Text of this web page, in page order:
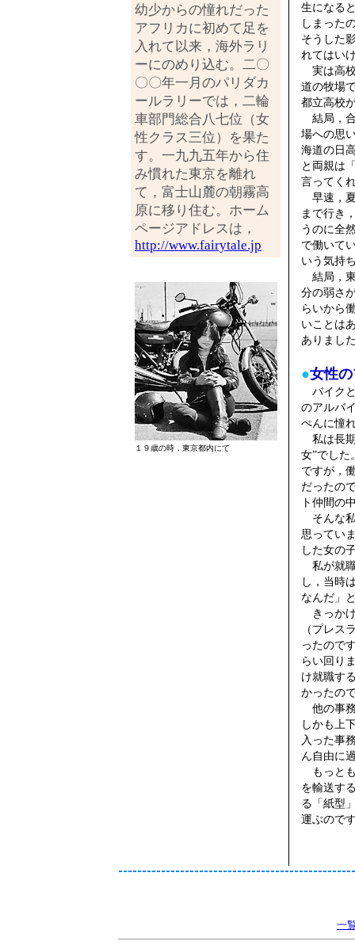
幼少からの憧れだった
アフリカに初めて足を
入れて以来，海外ラリ
ーにのめり込む。二〇
〇〇年一月のパリダカ
ールラリーでは，二輪
車部門総合八七位（女
性クラス三位）を果た
す。一九九五年から住
み慣れた東京を離れ
て，富士山麓の朝霧高
原に移り住む。 ホーム
ページアドレスは，
http://www.fairytale.jp
１９歳の時，東京都内にて
生になる
しまった
そうした
れてはい
実は高
道の牧場
都立高校
結局，
場への思
海道の日
と両親は
言ってく
早速，
まで行き
うのに全
で働いて
いう気持
結局，
分の弱さ
らいから
いことは
ありまし
●女性
バイク
のアルバ
ぺんに憧
私は長
女”でした
ですが，
だったの
ト仲間の
そんな
思ってい
した女の
私が就
し，当時
なんだ」
きっか
（プレス
ったので
らい回り
け就職す
かったの
他の事
しかも上
入った事
ん自由に
もっと
を輸送す
る「紙型
運ぶので
一